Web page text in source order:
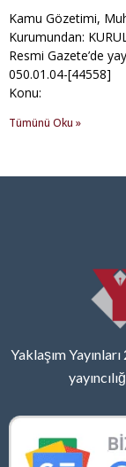
Kamu Gözetimi,
Kurumundan:
Resmi Gazete’de
050.01.04-
Konu:
Tümünü Oku »
Yaklaşım